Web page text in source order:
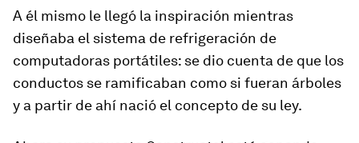
A él mismo le llegó la inspiración mientras
diseñaba el sistema de refrigeración de
computadoras portátiles: se dio cuenta de que los
conductos se ramificaban como si fueran árboles
y a partir de ahí nació el concepto de su ley.